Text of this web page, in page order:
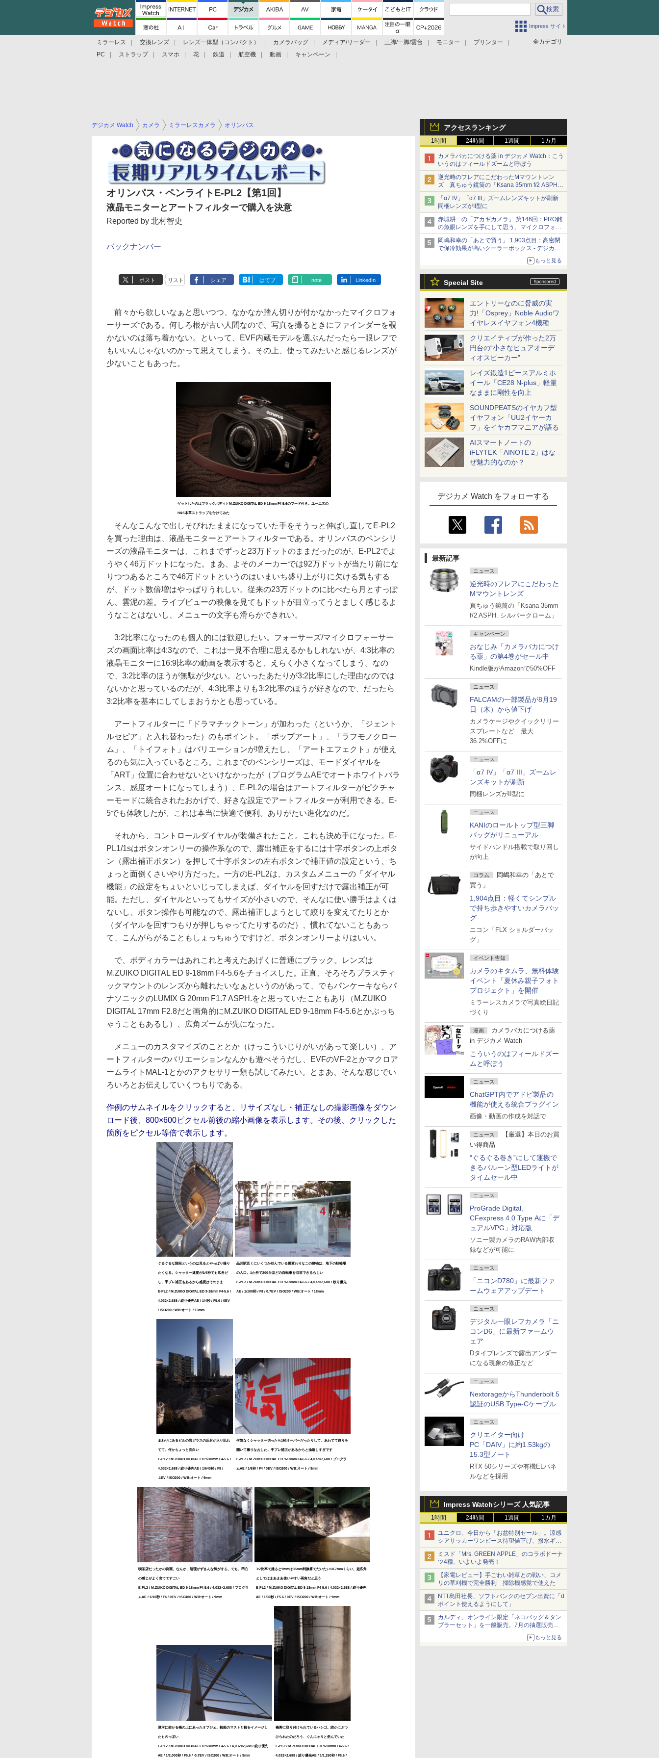
Impress サイト
全カテゴリ
ミラーレス 交換レンズ レンズ一体型（コンパクト） カメラバッグ メディア/リーダー 三脚/一脚/雲台 モニター
プリンター
PC
ストラップ スマホ 花 鉄道 航空機 動画 キャンペーン
アクセスランキング
1時間 24時間 1週間 1カ月
カメラバカにつける薬 in デジカメ Watch：こう
いうのはフィールドズームと呼ぼう
逆光時のフレアにこだわったMマウントレン
ズ 真ちゅう鏡筒の「Ksana 35mm f/2 ASPH.
シルバークローム」
「α7 IV」「α7 III」ズームレンズキットが刷新
同梱レンズがII型に
赤城耕一の「アカギカメラ」 第146回：PRO銘
の魚眼レンズを手にして思う、マイクロフォー
サーズへの期待と可能性
岡嶋和幸の「あとで買う」 1,903点目：高密閉
で保冷効果が高いクーラーボックス - デジカメ
もっと見る
Special Site
エントリーなのに脅威の実
力!「Osprey」Noble Audioワ
イヤレスイヤフォン4機種を
一気に聴く
クリエイティブが作った2万
円台の“小さなピュアオーデ
ィオスピーカー”
レイズ鍛造1ピースアルミホ
イール「CE28 N-plus」軽量
なままに剛性を向上
SOUNDPEATSのイヤカフ型
イヤフォン「UU2イヤーカ
フ」をイヤカフマニアが語る
AIスマートノートの
iFLYTEK「AINOTE 2」はな
ぜ魅力的なのか？
デジカメ Watch をフォローする
最新記事
ニュース
逆光時のフレアにこだわった
Mマウントレンズ
真ちゅう鏡筒の「Ksana 35mm
f/2 ASPH. シルバークローム」
キャンペーン
おなじみ「カメラバカにつけ
る薬」の第4巻がセール中
Kindle版がAmazonで50%OFF
ニュース
FALCAMの一部製品が8月19
日（木）から値下げ
カメラケージやクイックリリー
スプレートなど 最大
36.2%OFFに
ニュース
「α7 IV」「α7 III」ズームレ
ンズキットが刷新
同梱レンズがII型に
ニュース
KANIのロールトップ型三脚
バッグがリニューアル
サイドハンドル搭載で取り回し
が向上
コラム
岡嶋和幸の「あとで
買う」
1,904点目：軽くてシンプル
で持ち歩きやすいカメラバッ
グ
ニコン「FLX ショルダーバッ
グ」
イベント告知
カメラのキタムラ、無料体験
イベント「夏休み親子フォト
プロジェクト」を開催
ミラーレスカメラで写真絵日記
づくり
漫画
カメラバカにつける薬
in デジカメ Watch
こういうのはフィールドズー
ムと呼ぼう
ニュース
ChatGPT内でアドビ製品の
機能が使える統合プラグイン
画像・動画の作成を対話で
ニュース
【厳選】本日のお買
い得商品
“ぐるぐる巻き”にして運搬で
きるバルーン型LEDライトが
タイムセール中
ニュース
ProGrade Digital、
CFexpress 4.0 Type Aに「デ
ュアルVPG」対応版
ソニー製カメラのRAW内部収
録などが可能に
ニュース
「ニコンD780」に最新ファ
ームウェアアップデート
ニュース
デジタル一眼レフカメラ「ニ
コンD6」に最新ファームウ
ェア
Dタイプレンズで露出アンダー
になる現象の修正など
ニュース
NextorageからThunderbolt 5
認証のUSB Type-Cケーブル
ニュース
クリエイター向け
PC「DAIV」に約1.53kgの
15.3型ノート
RTX 50シリーズや有機ELパネ
ルなどを採用
Impress Watchシリーズ 人気記事
1時間 24時間 1週間 1カ月
ユニクロ、今日から「お盆特別セール」。涼感
シアサッカーワンピース待望値下げ、撥水ギア
ショーツは1990円に
ミスド「Mrs. GREEN APPLE」のコラボドーナ
ツ4種、いよいよ発売！
【家電レビュー】手ごわい雑草との戦い、コメ
リの草刈機で完全勝利 掃除機感覚で使えた
NTT島田社長、ソフトバンクのセブン出資に「d
ポイント使えるようにして」
カルディ、オンライン限定「ネコバッグ＆タン
ブラーセット」を一般販売。7月の抽選販売の
もっと見る
デジカメ Watch カメラ ミラーレスカメラ オリンパス
オリンパス・ペンライトE-PL2【第1回】
液晶モニターとアートフィルターで購入を決意
Reported by 北村智史
バックナンバー
ポスト リスト シェア はてブ note LinkedIn
前々から欲しいなぁと思いつつ、なかなか踏ん切りが付かなかったマイクロフォ
ーサーズである。何しろ根が古い人間なので、写真を撮るときにファインダーを覗
かないのは落ち着かない。といって、EVF内蔵モデルを選ぶんだったら一眼レフで
もいいんじゃないのかって思えてしまう。その上、使ってみたいと感じるレンズが
少ないこともあった。
ゲットしたのはブラックボディとM.ZUIKO DIGITAL ED 9-18mm F4-5.6のフード付き。ユーエヌの
H&S本革ストラップを付けてみた
そんなこんなで出しそびれたままになっていた手をそうっと伸ばし直してE-PL2
を買った理由は、液晶モニターとアートフィルターである。オリンパスのペンシリ
ーズの液晶モニターは、これまでずっと23万ドットのままだったのが、E-PL2でよ
うやく46万ドットになった。まあ、よそのメーカーでは92万ドットが当たり前にな
りつつあるところで46万ドットというのはいまいち盛り上がりに欠ける気もする
が、ドット数倍増はやっぱりうれしい。従来の23万ドットのに比べたら月とすっぽ
ん、雲泥の差。ライブビューの映像を見てもドットが目立ってうとましく感じるよ
うなことはないし、メニューの文字も滑らかできれい。
3:2比率になったのも個人的には歓迎したい。フォーサーズ/マイクロフォーサー
ズの画面比率は4:3なので、これは一見不合理に思えるかもしれないが、4:3比率の
液晶モニターに16:9比率の動画を表示すると、えらく小さくなってしまう。なの
で、3:2比率のほうが無駄が少ない。といったあたりが3:2比率にした理由なのでは
ないかと思っているのだが、4:3比率よりも3:2比率のほうが好きなので、だったら
3:2比率を基本にしてしまおうかとも思っている。
アートフィルターに「ドラマチックトーン」が加わった（というか、「ジェント
ルセピア」と入れ替わった）のもポイント。「ポップアート」、「ラフモノクロー
ム」、「トイフォト」はバリエーションが増えたし、「アートエフェクト」が使え
るのも気に入っているところ。これまでのペンシリーズは、モードダイヤルを
「ART」位置に合わせないといけなかったが（プログラムAEでオートホワイトバラ
ンス、感度オートになってしまう）、E-PL2の場合はアートフィルターがピクチャ
ーモードに統合されたおかげで、好きな設定でアートフィルターが利用できる。E-
5でも体験したが、これは本当に快適で便利。ありがたい進化なのだ。
それから、コントロールダイヤルが装備されたこと。これも決め手になった。E-
PL1/1sはボタンオンリーの操作系なので、露出補正をするには十字ボタンの上ボタ
ン（露出補正ボタン）を押して十字ボタンの左右ボタンで補正値の設定という、ち
ょっと面倒くさいやり方だった。一方のE-PL2は、カスタムメニューの「ダイヤル
機能」の設定をちょいといじってしまえば、ダイヤルを回すだけで露出補正が可
能。ただし、ダイヤルといってもサイズが小さいので、そんなに使い勝手はよくは
ないし、ボタン操作も可能なので、露出補正しようとして絞りを変えてたりとか
（ダイヤルを回すつもりが押しちゃってたりするのだ）、慣れてないこともあっ
て、こんがらがることもしょっちゅうですけど、ボタンオンリーよりはいい。
で、ボディカラーはあれこれと考えたあげくに普通にブラック。レンズは
M.ZUIKO DIGITAL ED 9-18mm F4-5.6をチョイスした。正直、そろそろプラスティ
ックマウントのレンズから離れたいなぁというのがあって、でもパンケーキならパ
ナソニックのLUMIX G 20mm F1.7 ASPH.をと思っていたこともあり（M.ZUIKO
DIGITAL 17mm F2.8だと画角的にM.ZUIKO DIGITAL ED 9-18mm F4-5.6とかぶっち
ゃうこともあるし）、広角ズームが先になった。
メニューのカスタマイズのこととか（けっこういじりがいがあって楽しい）、ア
ートフィルターのバリエーションなんかも遊べそうだし、EVFのVF-2とかマクロア
ームライトMAL-1とかのアクセサリー類も試してみたい。とまあ、そんな感じでい
ろいろとお伝えしていくつもりである。
作例のサムネイルをクリックすると、リサイズなし・補正なしの撮影画像をダウン
ロード後、800×600ピクセル前後の縮小画像を表示します。その後、クリックした
箇所をピクセル等倍で表示します。
ぐるぐるな階段というのは見るとやっぱり撮り
たくなる。シャッター速度が1/4秒でも広角だ
し、手ブレ補正もあるから感度はそのまま
E-PL2 / M.ZUIKO DIGITAL ED 9-18mm F4-5.6 /
4,032×2,688 / 絞り優先AE / 1/4秒 / F5.6 / 0EV
/ ISO200 / WB:オート / 13mm
品川駅近くにいくつか並んでいる風変わりなこの建物は、地下の駐輪場
の入口。1か所で200台ほどの自転車を収容できるらしい
E-PL2 / M.ZUIKO DIGITAL ED 9-18mm F4-5.6 / 4,032×2,688 / 絞り優先
AE / 1/100秒 / F8 / 0.7EV / ISO200 / WB:オート / 18mm
まわりにあるビルの窓ガラスの反射が入り乱れ
てて、何かちょっと面白い
E-PL2 / M.ZUIKO DIGITAL ED 9-18mm F4-5.6 /
4,032×2,688 / 絞り優先AE / 1/640秒 / F8 /
-1EV / ISO200 / WB:オート / 9mm
何気なくシャッター切ったら1秒オーバーだったりして、あわてて絞りを
開いて撮りなおした。手ブレ補正があるからと油断しすぎです
E-PL2 / M.ZUIKO DIGITAL ED 9-18mm F4-5.6 / 4,032×2,688 / プログラ
ムAE / 1/6秒 / F4 / 0EV / ISO200 / WB:オート / 9mm
喫茶店だったかの側面。なんか、処理がずさんな気がする。でも、凹凸
の感じがよく出ててすごい
E-PL2 / M.ZUIKO DIGITAL ED 9-18mm F4-5.6 / 4,032×2,688 / プログラ
ムAE / 1/10秒 / F4 / 0EV / ISO400 / WB:オート / 9mm
3:2比率で撮ると9mmは35mm判換算でだいたい18.7mmくらい。超広角
としてはまあまあ使いやすい画角だと思う
E-PL2 / M.ZUIKO DIGITAL ED 9-18mm F4-5.6 / 4,032×2,688 / 絞り優先
AE / 1/30秒 / F5.6 / 0EV / ISO200 / WB:オート / 9mm
運河に架かる橋の上にあったオブジェ。帆船のマストと帆をイメージし
たものっぽい
E-PL2 / M.ZUIKO DIGITAL ED 9-18mm F4-5.6 / 4,032×2,688 / 絞り優先
AE / 1/2,000秒 / F5.6 / -0.7EV / ISO200 / WB:オート / 9mm
橋脚に取り付けられているハシゴ。誰かにぶつ
けられたのだろう、ぐんにゃりと歪んでいた
E-PL2 / M.ZUIKO DIGITAL ED 9-18mm F4-5.6 /
4,032×2,688 / 絞り優先AE / 1/1,250秒 / F5.6 /